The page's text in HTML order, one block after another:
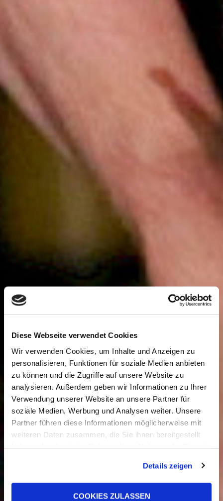
Diese Webseite verwendet Cookies
Wir verwenden Cookies, um Inhalte und Anzeigen zu
personalisieren, Funktionen für soziale Medien anbieten
zu können und die Zugriffe auf unsere Website zu
analysieren. Außerdem geben wir Informationen zu Ihrer
Verwendung unserer Website an unsere Partner für
soziale Medien, Werbung und Analysen weiter. Unsere
Partner führen diese Informationen möglicherweise mit
weiteren Daten zusammen, die Sie ihnen bereitgestellt
Details zeigen
COOKIES ZULASSEN
tollhaus
theater
compagnie